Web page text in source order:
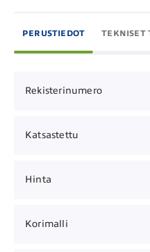
PERUSTIEDOT TEKNISET
Rekisterinumero
Katsastettu
Hinta
Korimalli